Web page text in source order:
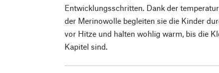
Entwicklungsschritten. Dank der
der Merinowolle begleiten sie die Kinder
vor Hitze und halten wohlig warm, bis die
Kapitel sind.